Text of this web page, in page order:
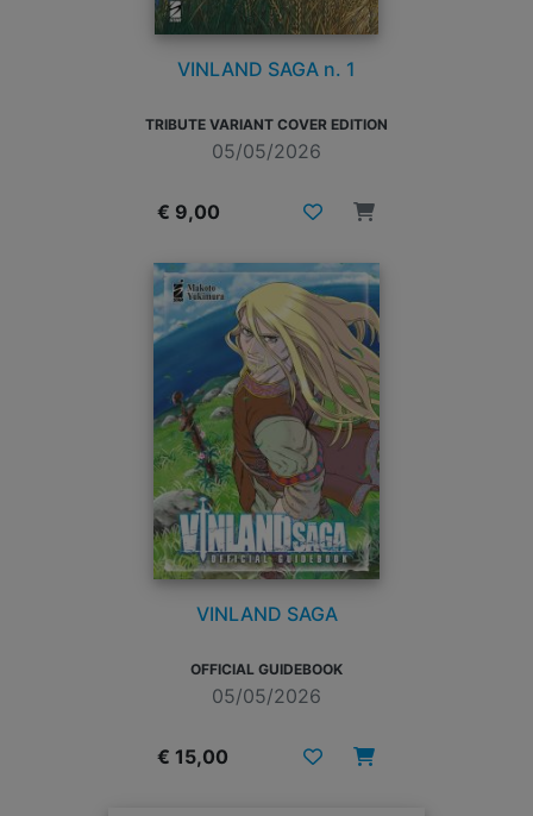
VINLAND SAGA n. 1
TRIBUTE VARIANT COVER EDITION
05/05/2026
€ 9,00
VINLAND SAGA
OFFICIAL GUIDEBOOK
05/05/2026
€ 15,00